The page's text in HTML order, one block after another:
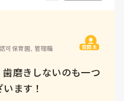
可保育園, 管理職 質問主
磨きしないのも一つ
ます！